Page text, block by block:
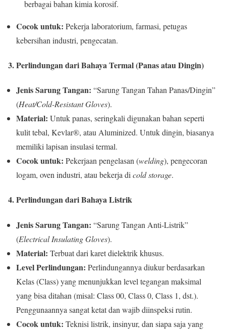
berbagai bahan kimia korosif.
Cocok untuk: Pekerja laboratorium, farmasi, petugas
kebersihan industri, pengecatan.
3. Perlindungan dari Bahaya Termal (Panas atau Dingin)
Jenis Sarung Tangan: “Sarung Tangan Tahan Panas/Dingin”
(Heat/Cold-Resistant Gloves).
Material: Untuk panas, seringkali digunakan bahan seperti
kulit tebal, Kevlar®, atau Aluminized. Untuk dingin, biasanya
memiliki lapisan insulasi termal.
Cocok untuk: Pekerjaan pengelasan (welding), pengecoran
logam, oven industri, atau bekerja di cold storage.
4. Perlindungan dari Bahaya Listrik
Jenis Sarung Tangan: “Sarung Tangan Anti-Listrik”
(Electrical Insulating Gloves).
Material: Terbuat dari karet dielektrik khusus.
Level Perlindungan: Perlindungannya diukur berdasarkan
Kelas (Class) yang menunjukkan level tegangan maksimal
yang bisa ditahan (misal: Class 00, Class 0, Class 1, dst.).
Penggunaannya sangat ketat dan wajib diinspeksi rutin.
Cocok untuk: Teknisi listrik, insinyur, dan siapa saja yang